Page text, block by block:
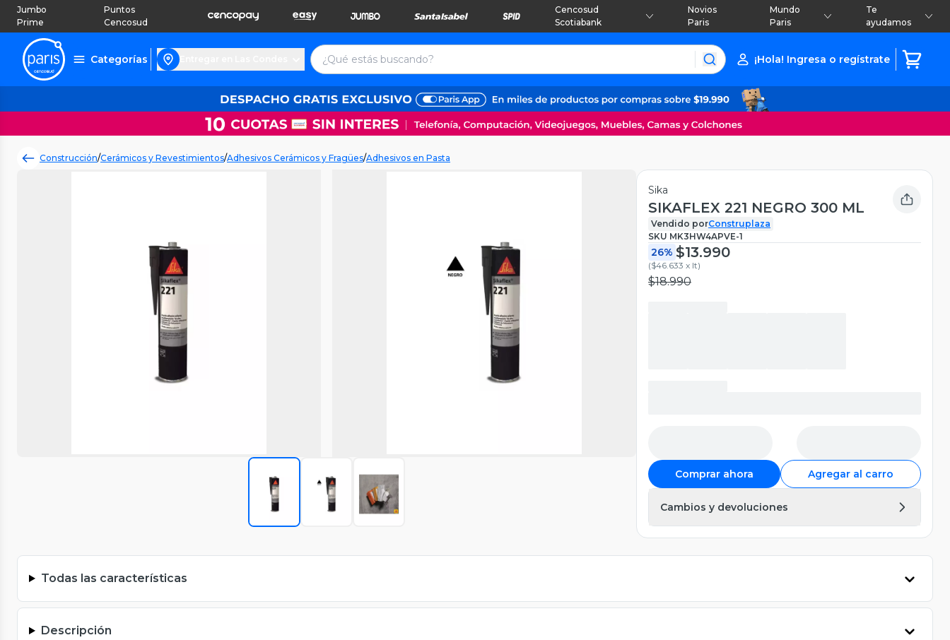
Jumbo
Prime
Puntos
Cencosud
Cencosud
Scotiabank
Novios
Paris
Mundo
Paris
Te
ayudamos
Categorías ¡Hola! Ingresa o regístrate
Construcción/Cerámicos y Revestimientos/Adhesivos Cerámicos y Fragües/Adhesivos en Pasta
Sika
SIKAFLEX 221 NEGRO 300 ML
Vendido porConstruplaza
SKU MK3HW4APVE-1
26% $13.990
($46.633 x lt)
$18.990
Comprar ahora Agregar al carro
Cambios y devoluciones
Todas las características
Descripción